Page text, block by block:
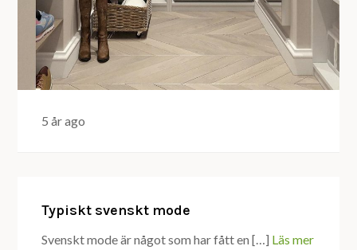
5 år ago
Typiskt svenskt mode
Svenskt mode är något som har fått en […] Läs mer